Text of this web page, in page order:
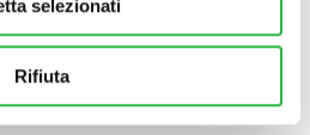
selezionati
Rifiuta
Estetica Bergamo. All Rights
Industryweb
sono disegnate a mano ad uso